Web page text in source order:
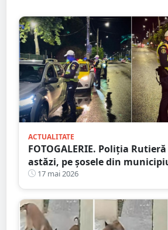
ACTUALITATE
FOTOGALERIE. Poliția
astăzi, pe șosele din
17 mai 2026